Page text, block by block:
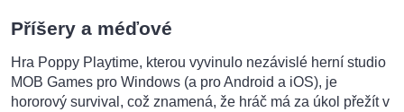
Příšery a méďové
Hra Poppy Playtime, kterou vyvinulo nezávislé herní studio
MOB Games pro Windows (a pro Android a iOS), je
hororový survival, což znamená, že hráč má za úkol přežít v